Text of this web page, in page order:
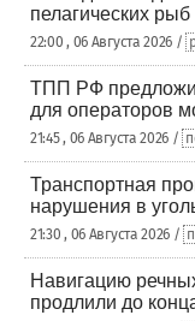
пелагических рыб
22:00 , 06 Августа 2026 /
ТПП РФ
для операторов
21:45 , 06 Августа 2026 /
Транспортная
нарушения в
21:30 , 06 Августа 2026 /
Навигацию
продлили до